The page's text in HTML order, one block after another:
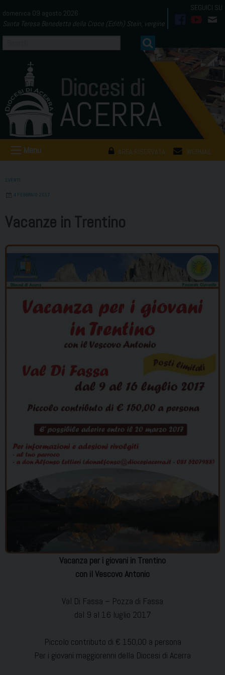
to
content
domenica 09 agosto 2026
Santa Teresa Benedetta della Croce (Edith) Stein, vergine
AREA RISERVATA WEBMAIL
Menu
EVENTI
4 FEBBRAIO 2017
Vacanze in Trentino
Vacanza per i giovani in Trentino
con il Vescovo Antonio
Val Di Fassa – Pozza di Fassa
dal 9 al 16 luglio 2017
Piccolo contributo di € 150,00 a persona
Per i giovani maggiorenni della Diocesi di Acerra